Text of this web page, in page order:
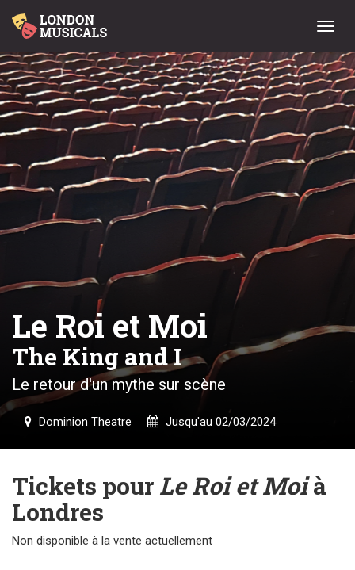
Menu
Le Roi et Moi
The King and I
Le retour d'un mythe sur scène
Dominion Theatre Jusqu'au 02/03/2024
Tickets pour Le Roi et Moià
Londres
Non disponible à la vente actuellement